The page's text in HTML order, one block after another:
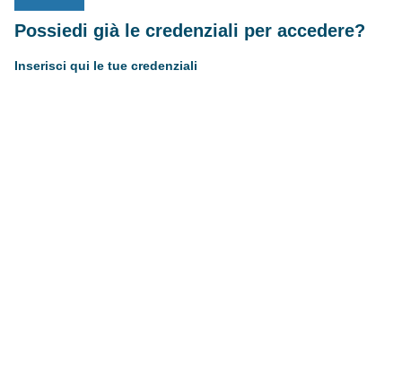
Possiedi già le credenziali per accedere?
Inserisci qui le tue credenziali